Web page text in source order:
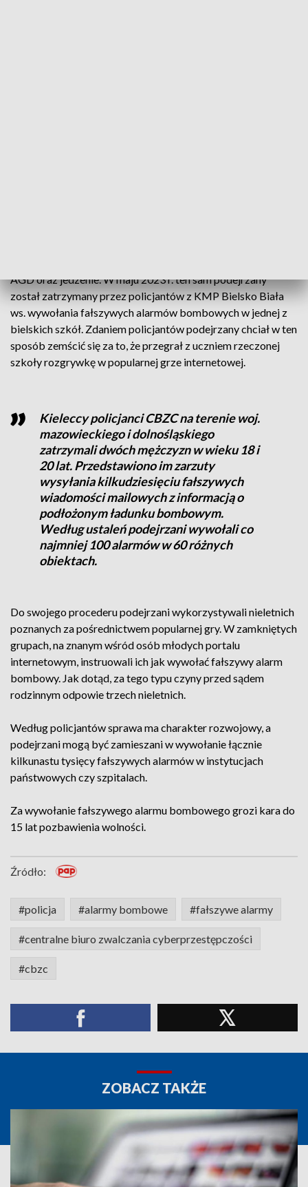
AGD oraz jedzenie. W maju 2023 r. ten sam podejrzany
został zatrzymany przez policjantów z KMP Bielsko Biała
ws. wywołania fałszywych alarmów bombowych w jednej z
bielskich szkół. Zdaniem policjantów podejrzany chciał w ten
sposób zemścić się za to, że przegrał z uczniem rzeczonej
szkoły rozgrywkę w popularnej grze internetowej.
Kieleccy policjanci CBZC na terenie woj.
mazowieckiego i dolnośląskiego
zatrzymali dwóch mężczyzn w wieku 18 i
20 lat. Przedstawiono im zarzuty
wysyłania kilkudziesięciu fałszywych
wiadomości mailowych z informacją o
podłożonym ładunku bombowym.
Według ustaleń podejrzani wywołali co
najmniej 100 alarmów w 60 różnych
obiektach.
Do swojego procederu podejrzani wykorzystywali nieletnich
poznanych za pośrednictwem popularnej gry. W zamkniętych
grupach, na znanym wśród osób młodych portalu
internetowym, instruowali ich jak wywołać fałszywy alarm
bombowy. Jak dotąd, za tego typu czyny przed sądem
rodzinnym odpowie trzech nieletnich.
Według policjantów sprawa ma charakter rozwojowy, a
podejrzani mogą być zamieszani w wywołanie łącznie
kilkunastu tysięcy fałszywych alarmów w instytucjach
państwowych czy szpitalach.
Za wywołanie fałszywego alarmu bombowego grozi kara do
15 lat pozbawienia wolności.
Źródło:
#policja #alarmy bombowe #fałszywe alarmy
#centralne biuro zwalczania cyberprzestępczości
#cbzc
ZOBACZ TAKŻE